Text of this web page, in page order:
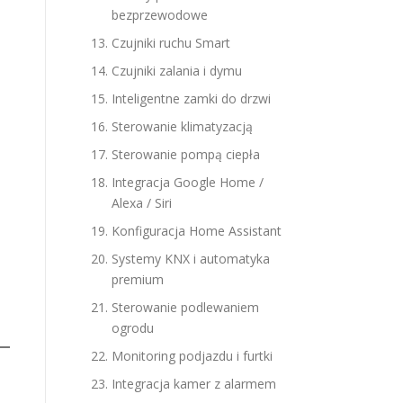
bezprzewodowe
Czujniki ruchu Smart
Czujniki zalania i dymu
Inteligentne zamki do drzwi
Sterowanie klimatyzacją
Sterowanie pompą ciepła
Integracja Google Home /
Alexa / Siri
Konfiguracja Home Assistant
Systemy KNX i automatyka
premium
Sterowanie podlewaniem
ogrodu
Monitoring podjazdu i furtki
Integracja kamer z alarmem